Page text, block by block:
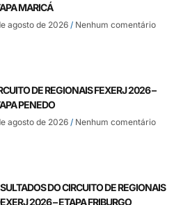
MARICÁ
agosto de 2026 Nenhum comentário
DE REGIONAIS FEXERJ 2026 –
PENEDO
agosto de 2026 Nenhum comentário
DO CIRCUITO DE REGIONAIS
2026 – ETAPA FRIBURGO